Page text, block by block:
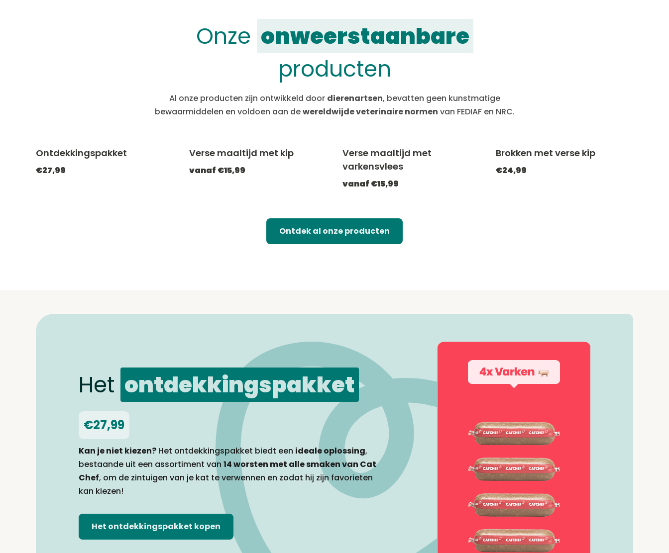
Onze onweerstaanbare
producten
Al onze producten zijn ontwikkeld door dierenartsen, bevatten geen kunstmatige
bewaarmiddelen en voldoen aan dewereldwijde veterinaire normen van FEDIAF en NRC.
-20% met CATCHEF20
Ontdekkingspakket
€27,99
-20% met CATCHEF20
Verse maaltijd met kip
vanaf €15,99
-20% met CATCHEF20
Verse maaltijd met
varkensvlees
vanaf €15,99
-20% met CATCHEF20
Brokken met verse kip
€24,99
Ontdek al onze producten
Het ontdekkingspakket
€27,99
Kan je niet kiezen? Het ontdekkingspakket biedt een ideale oplossing,
bestaande uit een assortiment van 14 worsten met alle smaken van Cat
Chef, om de zintuigen van je kat te verwennen en zodat hij zijn favorieten
kan kiezen!
Het ontdekkingspakket kopen